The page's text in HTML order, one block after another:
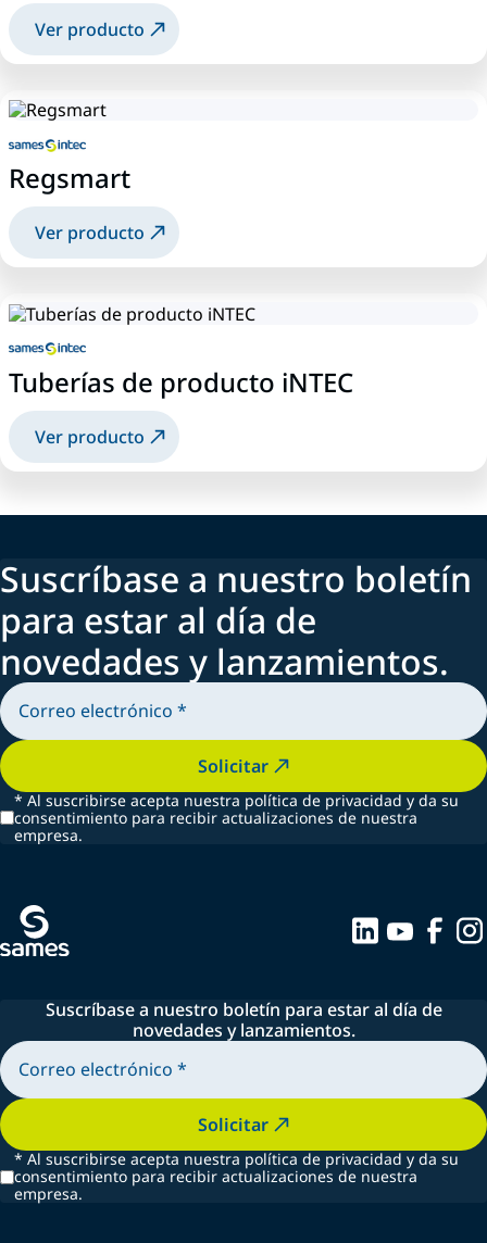
Ver producto
Regsmart
Ver producto
Tuberías de producto iNTEC
Ver producto
Suscríbase a nuestro boletín
para estar al día de
novedades y lanzamientos.
Solicitar
* Al suscribirse acepta nuestra política de privacidad y da su
consentimiento para recibir actualizaciones de nuestra
empresa.
Suscríbase a nuestro boletín para estar al día de
novedades y lanzamientos.
Solicitar
* Al suscribirse acepta nuestra política de privacidad y da su
consentimiento para recibir actualizaciones de nuestra
empresa.